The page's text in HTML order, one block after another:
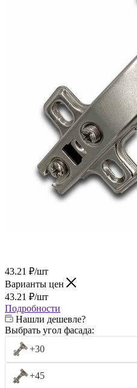
43.21 ₽/шт
Варианты цен
43.21 ₽/шт
Подробности
Нашли дешевле?
Выбрать угол фасада:
+30
+45